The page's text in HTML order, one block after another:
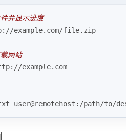
并显示进度
example.com/file.zip
网站
example.com
user@remotehost:/path/to/